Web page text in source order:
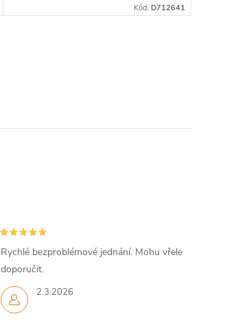
Kód: D712641
2.3.2026
Rychlé bezproblémové jednání. Mohu vřele
doporučit.